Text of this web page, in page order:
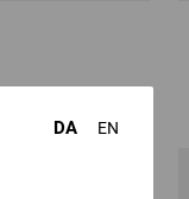
DA EN